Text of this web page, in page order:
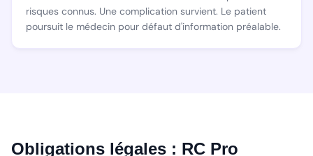
risques connus. Une complication survient. Le patient
poursuit le médecin pour défaut d'information préalable.
Obligations légales : RC Pro